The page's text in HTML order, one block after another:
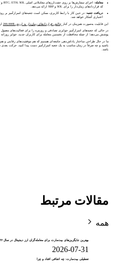
معامله:
که قراردادهای زمان‌دار را برای SOL و XRP ارائه می‌دهد.
دریافت جعبه:
اعتباری آشکار خواهد شد.
این قابلیت به‌صورت هم‌زمان در کنار چالش قراردادهای زمان‌دار به ارزش $200,000
پوشش می‌دهد؛ از جمله محافظت از نخستین معامله برای کاربران جدید، جوایز
ما در حال طراحی ساختار پاداش‌دهی جامعه‌ای هستیم که هم موفقیت‌های رقابتی و
باشید و چه صرفاً در زمان مناسب به یک جعبه اسرارآمیز دست پیدا کنید، حرکت
باشد.
مقالات مرتبط
همه
بهترین جایگزین‌های بیت‌مارت برای معامله‌گران ارز دیجیتال در سال ۲۰۲۶
2026-07-31
تعطیلی بیت‌مارت: چه اتفاقی افتاد و چرا